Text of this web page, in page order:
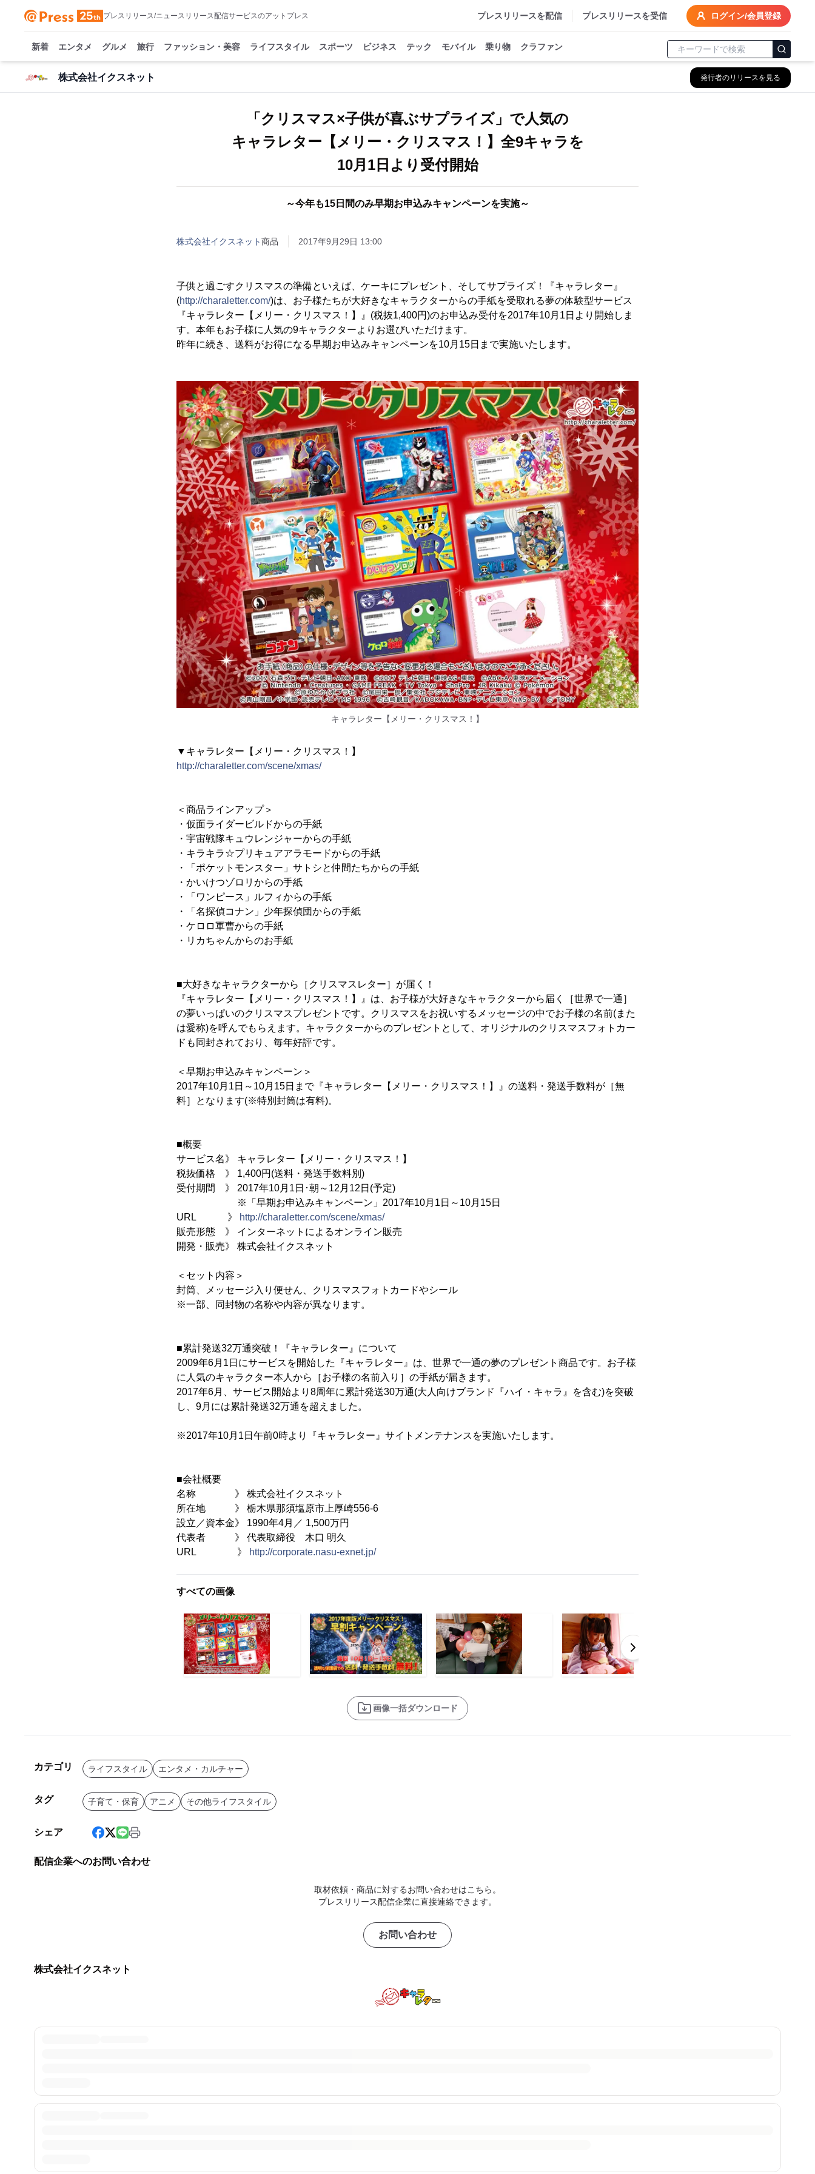
プレスリリース/ニュースリリース配信サービスのアットプレス プレスリリースを配信 プレスリリースを受信 ログイン/会員登録
新着 エンタメ グルメ 旅行 ファッション・美容 ライフスタイル スポーツ ビジネス テック モバイル 乗り物 クラファン
株式会社イクスネット 発行者のリリースを見る
「クリスマス×子供が喜ぶサプライズ」で人気の
キャラレター【メリー・クリスマス！】全9キャラを
10月1日より受付開始
～今年も15日間のみ早期お申込みキャンペーンを実施～
株式会社イクスネット商品 2017年9月29日 13:00
子供と過ごすクリスマスの準備といえば、ケーキにプレゼント、そしてサプライズ！『キャラレター』
(http://charaletter.com/)は、お子様たちが大好きなキャラクターからの手紙を受取れる夢の体験型サービス
『キャラレター【メリー・クリスマス！】』(税抜1,400円)のお申込み受付を2017年10月1日より開始しま
す。本年もお子様に人気の9キャラクターよりお選びいただけます。
昨年に続き、送料がお得になる早期お申込みキャンペーンを10月15日まで実施いたします。
キャラレター【メリー・クリスマス！】
▼キャラレター【メリー・クリスマス！】
http://charaletter.com/scene/xmas/
＜商品ラインアップ＞
・仮面ライダービルドからの手紙
・宇宙戦隊キュウレンジャーからの手紙
・キラキラ☆プリキュアアラモードからの手紙
・「ポケットモンスター」サトシと仲間たちからの手紙
・かいけつゾロリからの手紙
・「ワンピース」ルフィからの手紙
・「名探偵コナン」少年探偵団からの手紙
・ケロロ軍曹からの手紙
・リカちゃんからのお手紙
■大好きなキャラクターから［クリスマスレター］が届く！
『キャラレター【メリー・クリスマス！】』は、お子様が大好きなキャラクターから届く［世界で一通］
の夢いっぱいのクリスマスプレゼントです。クリスマスをお祝いするメッセージの中でお子様の名前(また
は愛称)を呼んでもらえます。キャラクターからのプレゼントとして、オリジナルのクリスマスフォトカー
ドも同封されており、毎年好評です。
＜早期お申込みキャンペーン＞
2017年10月1日～10月15日まで『キャラレター【メリー・クリスマス！】』の送料・発送手数料が［無
料］となります(※特別封筒は有料)。
■概要
サービス名》 キャラレター【メリー・クリスマス！】
税抜価格 》 1,400円(送料・発送手数料別)
受付期間 》 2017年10月1日･朝～12月12日(予定)
※「早期お申込みキャンペーン」2017年10月1日～10月15日
URL 》
http://charaletter.com/scene/xmas/
販売形態 》 インターネットによるオンライン販売
開発・販売》 株式会社イクスネット
＜セット内容＞
封筒、メッセージ入り便せん、クリスマスフォトカードやシール
※一部、同封物の名称や内容が異なります。
■累計発送32万通突破！『キャラレター』について
2009年6月1日にサービスを開始した『キャラレター』は、世界で一通の夢のプレゼント商品です。お子様
に人気のキャラクター本人から［お子様の名前入り］の手紙が届きます。
2017年6月、サービス開始より8周年に累計発送30万通(大人向けブランド『ハイ・キャラ』を含む)を突破
し、9月には累計発送32万通を超えました。
※2017年10月1日午前0時より『キャラレター』サイトメンテナンスを実施いたします。
■会社概要
名称 》 株式会社イクスネット
所在地 》 栃木県那須塩原市上厚崎556-6
設立／資本金》 1990年4月／ 1,500万円
代表者 》 代表取締役 木口 明久
URL 》
http://corporate.nasu-exnet.jp/
すべての画像
画像一括ダウンロード
カテゴリ ライフスタイル エンタメ・カルチャー
タグ 子育て・保育 アニメ その他ライフスタイル
シェア
配信企業へのお問い合わせ
取材依頼・商品に対するお問い合わせはこちら。
プレスリリース配信企業に直接連絡できます。
お問い合わせ
株式会社イクスネット